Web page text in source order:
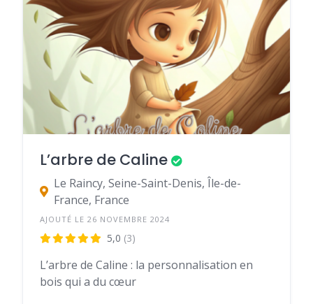
L’arbre de Caline
Le Raincy, Seine-Saint-Denis, Île-de-
France, France
AJOUTÉ LE 26 NOVEMBRE 2024
5,0 (3)
L’arbre de Caline : la personnalisation en
bois qui a du cœur